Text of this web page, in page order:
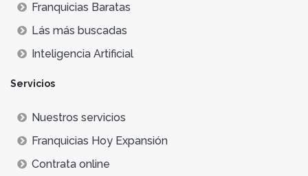
Franquicias Baratas
Lás más buscadas
Inteligencia Artificial
Servicios
Nuestros servicios
Franquicias Hoy Expansión
Contrata online